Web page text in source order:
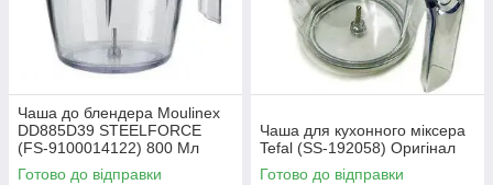
Чаша до блендера Moulinex
DD885D39 STEELFORCE
(FS-9100014122) 800 Мл
Готово до відправки
Чаша для кухонного міксера
Tefal (SS-192058) Оригінал
Готово до відправки